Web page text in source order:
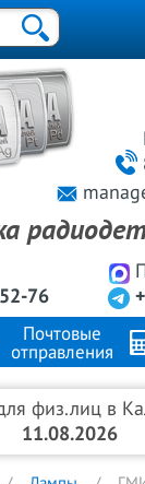
76
Почтовые
отправления
FAQ
физ.лиц в
11.08.2026